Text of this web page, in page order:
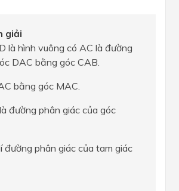
giải
là hình vuông có AC là đường
DAC bằng góc CAB.
bằng góc MAC.
đường phân giác của góc
đường phân giác của tam giác